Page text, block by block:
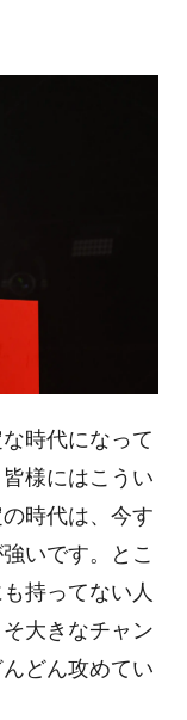
時代になって
様にはこうい
時代は、今す
いです。とこ
持ってない人
大きなチャン
どん攻めてい